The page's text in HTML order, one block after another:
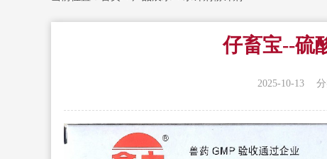
仔畜宝--硫
2025-10-13